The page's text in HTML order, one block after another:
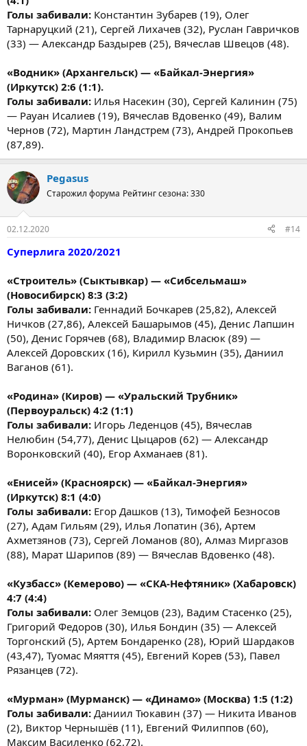
Голы забивали: Константин Зубарев (19), Олег
Тарнаруцкий (21), Сергей Лихачев (32), Руслан Гавричков
(33) — Александр Баздырев (25), Вячеслав Швецов (48).
«Водник» (Архангельск) — «Байкал-Энергия»
(Иркутск) 2:6 (1:1).
Голы забивали: Илья Насекин (30), Сергей Калинин (75)
— Рауан Исалиев (19), Вячеслав Вдовенко (49), Валим
Чернов (72), Мартин Ландстрем (73), Андрей Прокопьев
(87,89).
Pegasus
Старожил форума Рейтинг сезона: 330
02.12.2020 #14
Суперлига 2020/2021
«Строитель» (Сыктывкар) — «Сибсельмаш»
(Новосибирск) 8:3 (3:2)
Голы забивали: Геннадий Бочкарев (25,82), Алексей
Ничков (27,86), Алексей Башарымов (45), Денис Лапшин
(50), Денис Горячев (68), Владимир Власюк (89) —
Алексей Доровских (16), Кирилл Кузьмин (35), Даниил
Ваганов (61).
«Родина» (Киров) — «Уральский Трубник»
(Первоуральск) 4:2 (1:1)
Голы забивали: Игорь Леденцов (45), Вячеслав
Нелюбин (54,77), Денис Цыцаров (62) — Александр
Воронковский (40), Егор Ахманаев (81).
«Енисей» (Красноярск) — «Байкал-Энергия»
(Иркутск) 8:1 (4:0)
Голы забивали: Егор Дашков (13), Тимофей Безносов
(27), Адам Гильям (29), Илья Лопатин (36), Артем
Ахметзянов (73), Сергей Ломанов (80), Алмаз Миргазов
(88), Марат Шарипов (89) — Вячеслав Вдовенко (48).
«Кузбасс» (Кемерово) — «СКА-Нефтяник» (Хабаровск)
4:7 (4:4)
Голы забивали: Олег Земцов (23), Вадим Стасенко (25),
Григорий Федоров (30), Илья Бондин (35) — Алексей
Торгонский (5), Артем Бондаренко (28), Юрий Шардаков
(43,47), Туомас Мяяття (45), Евгений Корев (53), Павел
Рязанцев (72).
«Мурман» (Мурманск) — «Динамо» (Москва) 1:5 (1:2)
Голы забивали: Даниил Тюкавин (37) — Никита Иванов
(2), Виктор Чернышёв (11), Евгений Филиппов (60),
Максим Василенко (62,72).